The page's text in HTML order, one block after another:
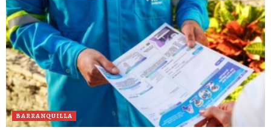
BARRANQUILLA